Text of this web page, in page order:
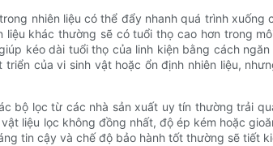
nhiên liệu có thể đẩy nhanh quá trình
khác thường sẽ có tuổi thọ cao hơn trong
kéo dài tuổi thọ của linh kiện bằng cách
của vi sinh vật hoặc ổn định nhiên liệu,
bộ lọc từ các nhà sản xuất uy tín thường trải
liệu lọc không đồng nhất, độ ép kém hoặc
tin cậy và chế độ bảo hành tốt thường sẽ tiết